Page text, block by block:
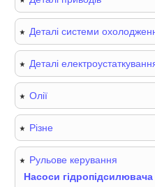
Деталі системи
Деталі
Олії
Різне
Рульове керування
Насоси гідропідсилювача